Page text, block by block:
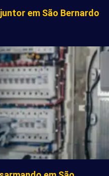
em São Bernardo